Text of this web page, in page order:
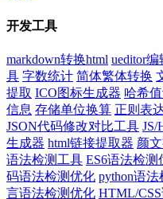
开发工具
markdown转换html ueditor编
具 字数统计 简体繁体转换
提取 ICO图标生成器 哈希
信息 存储单位换算 正则表
JSON代码修改对比工具 JS/
生成器 html链接提取器 颜
语法检测工具 ES6语法检测
码语法检测优化 python语
言语法检测优化 HTML/